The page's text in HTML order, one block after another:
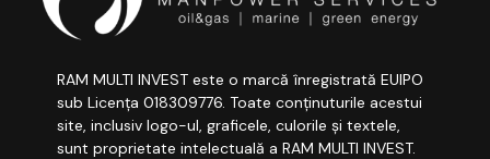
RAM MULTI INVEST este o marcă înregistrată EUIPO
sub Licența 018309776. Toate conținuturile acestui
site, inclusiv logo-ul, graficele, culorile și textele,
sunt proprietate intelectuală a RAM MULTI INVEST.